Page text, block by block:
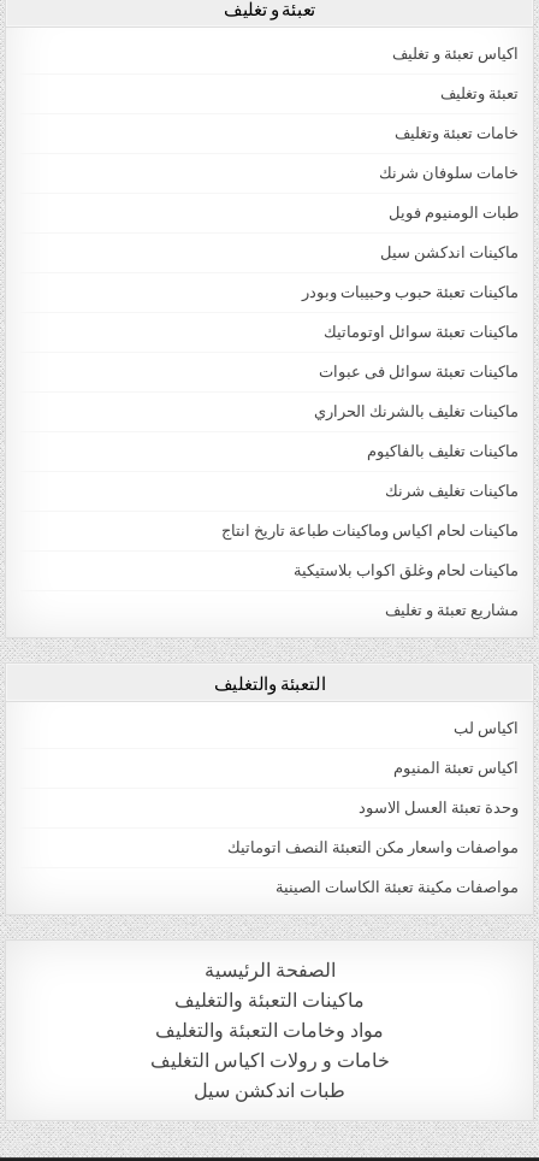
تعبئة و تغليف
اكياس تعبئة و تغليف
تعبئة وتغليف
خامات تعبئة وتغليف
خامات سلوفان شرنك
طبات الومنيوم فويل
ماكينات اندكشن سيل
ماكينات تعبئة حبوب وحبيبات وبودر
ماكينات تعبئة سوائل اوتوماتيك
ماكينات تعبئة سوائل فى عبوات
ماكينات تغليف بالشرنك الحراري
ماكينات تغليف بالفاكيوم
ماكينات تغليف شرنك
ماكينات لحام اكياس وماكينات طباعة تاريخ انتاج
ماكينات لحام وغلق اكواب بلاستيكية
مشاريع تعبئة و تغليف
التعبئة والتغليف
اكياس لب
اكياس تعبئة المنيوم
وحدة تعبئة العسل الاسود
مواصفات واسعار مكن التعبئة النصف اتوماتيك
مواصفات مكينة تعبئة الكاسات الصينية
الصفحة الرئيسية
ماكينات التعبئة والتغليف
مواد وخامات التعبئة والتغليف
خامات و رولات اكياس التغليف
طبات اندكشن سيل